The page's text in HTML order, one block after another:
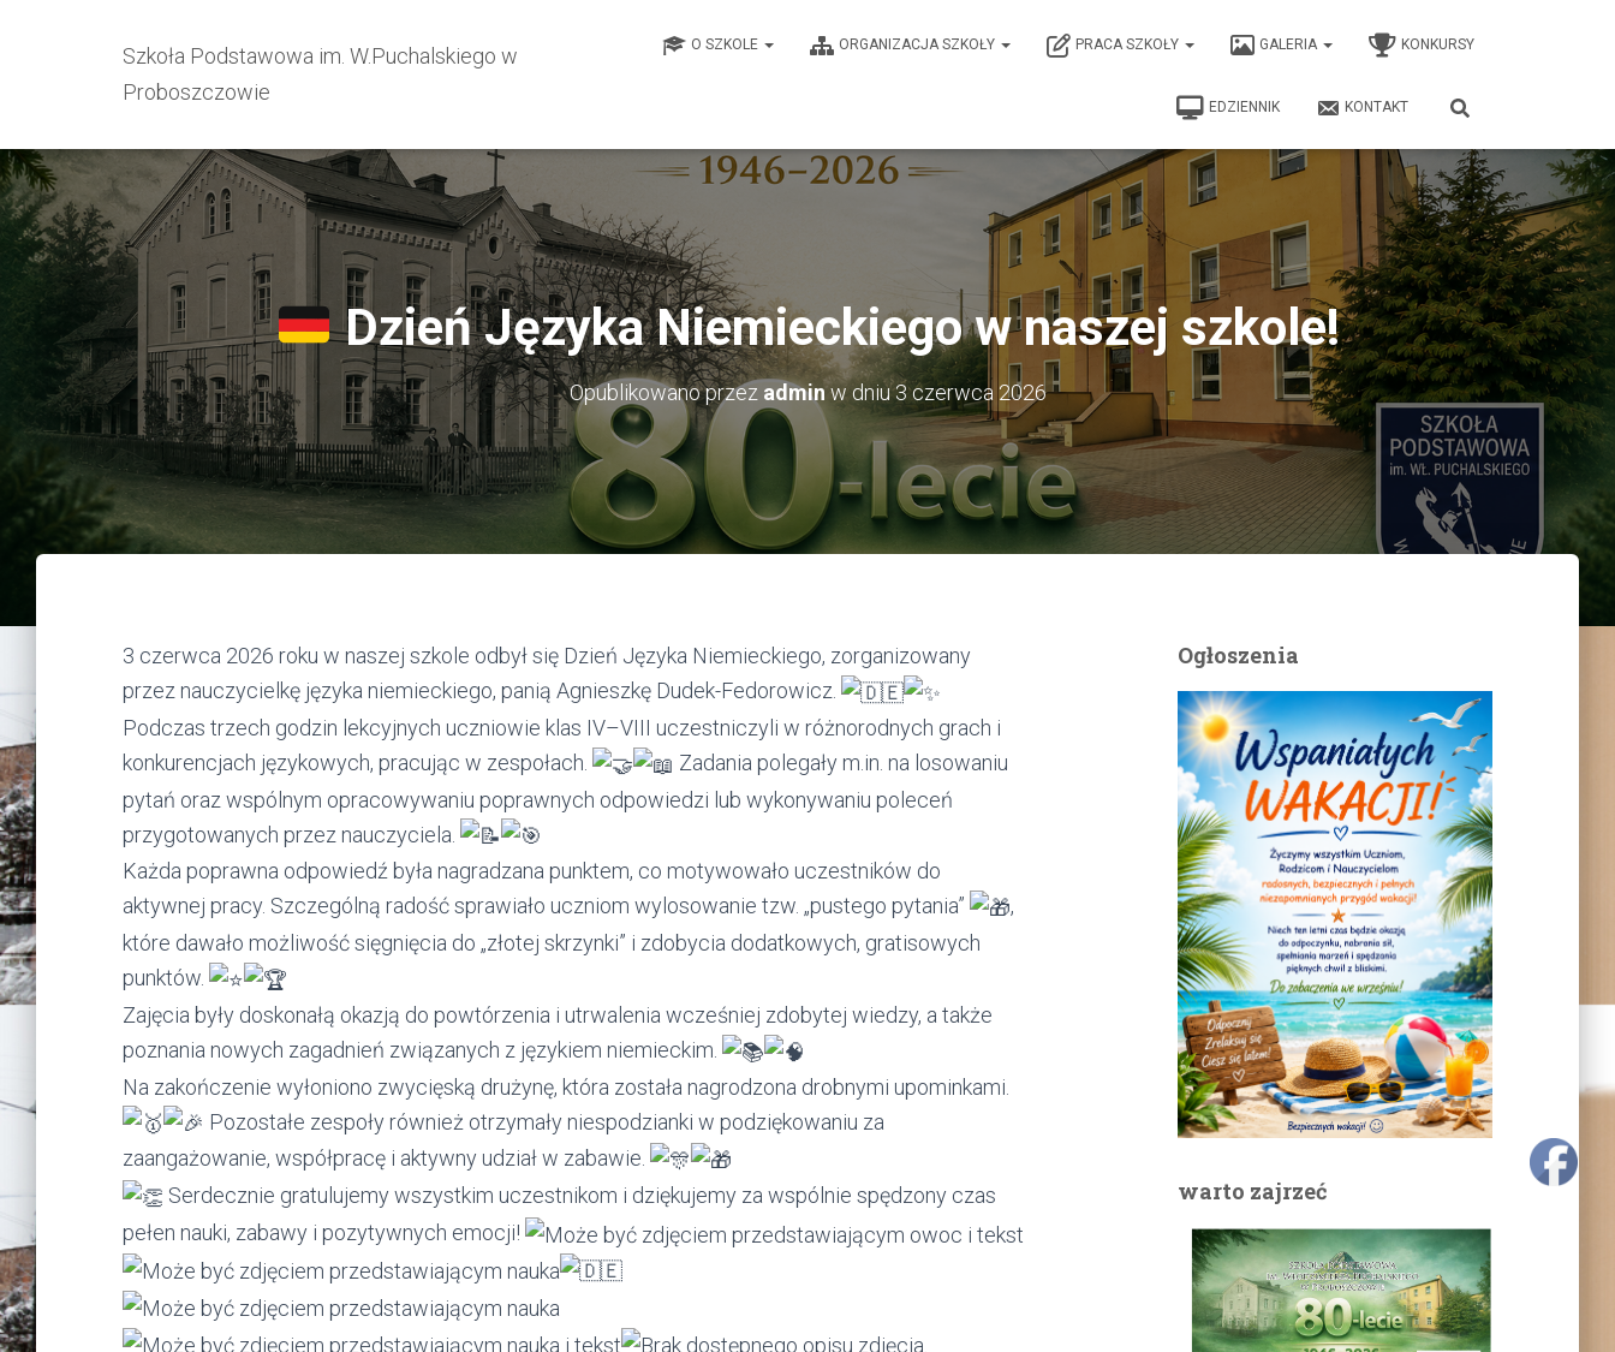
Szkoła Podstawowa im. W.Puchalskiego w
Proboszczowie
O SZKOLE ORGANIZACJA SZKOŁY PRACA SZKOŁY GALERIA KONKURSY
EDZIENNIK KONTAKT
Dzień Języka Niemieckiego w naszej szkole!
Opublikowano przez adminw dniu3 czerwca 2026
3 czerwca 2026 roku w naszej szkole odbył się Dzień Języka Niemieckiego, zorganizowany
przez nauczycielkę języka niemieckiego, panią Agnieszkę Dudek-Fedorowicz.
Podczas trzech godzin lekcyjnych uczniowie klas IV–VIII uczestniczyli w różnorodnych grach i
konkurencjach językowych, pracując w zespołach.
Zadania polegały m.in. na losowaniu
pytań oraz wspólnym opracowywaniu poprawnych odpowiedzi lub wykonywaniu poleceń
przygotowanych przez nauczyciela.
Każda poprawna odpowiedź była nagradzana punktem, co motywowało uczestników do
aktywnej pracy. Szczególną radość sprawiało uczniom wylosowanie tzw. „pustego pytania”
,
które dawało możliwość sięgnięcia do „złotej skrzynki” i zdobycia dodatkowych, gratisowych
punktów.
Zajęcia były doskonałą okazją do powtórzenia i utrwalenia wcześniej zdobytej wiedzy, a także
poznania nowych zagadnień związanych z językiem niemieckim.
Na zakończenie wyłoniono zwycięską drużynę, która została nagrodzona drobnymi upominkami.
Pozostałe zespoły również otrzymały niespodzianki w podziękowaniu za
zaangażowanie, współpracę i aktywny udział w zabawie.
Serdecznie gratulujemy wszystkim uczestnikom i dziękujemy za wspólnie spędzony czas
pełen nauki, zabawy i pozytywnych emocji!
Ogłoszenia
warto zajrzeć